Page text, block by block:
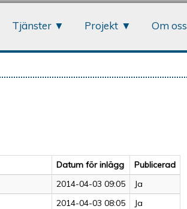
Tjänster Projekt Om oss
Datum för inlägg
Publicerad
2014-04-03 09:05
Ja
2014-04-03 08:05
Ja